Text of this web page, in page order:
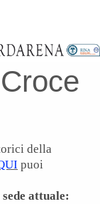
della
puoi
attuale: